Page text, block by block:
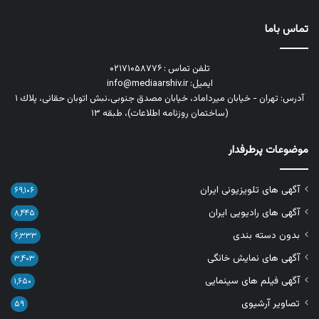
تماس باما
تلفن تماس : ۰۲۱۷۱۰۵۸۷۷۶
ایمیل: info@mediaarshiv.ir
آدرس: تهران - خیابان میرداماد، خیابان مصدق جنوبی،نبش اتوبان حقانی، پلاك ١
(ساختمان روزنامه اطلاعات)، طبقه ۱۳
موضوعات پرطرفدار
آگهی های تلویزیونی ایران ۶۹,۱۰۶
آگهی های رادیویی ایران ۸,۴۴۵
بدون دسته بندی ۶,۳۳۳
آگهی های نمایش خانگی ۳,۴۰۳
آگهی فیلم های سینمایی ۱,۶۵۰
تصاویر آرشیوی ۵۹